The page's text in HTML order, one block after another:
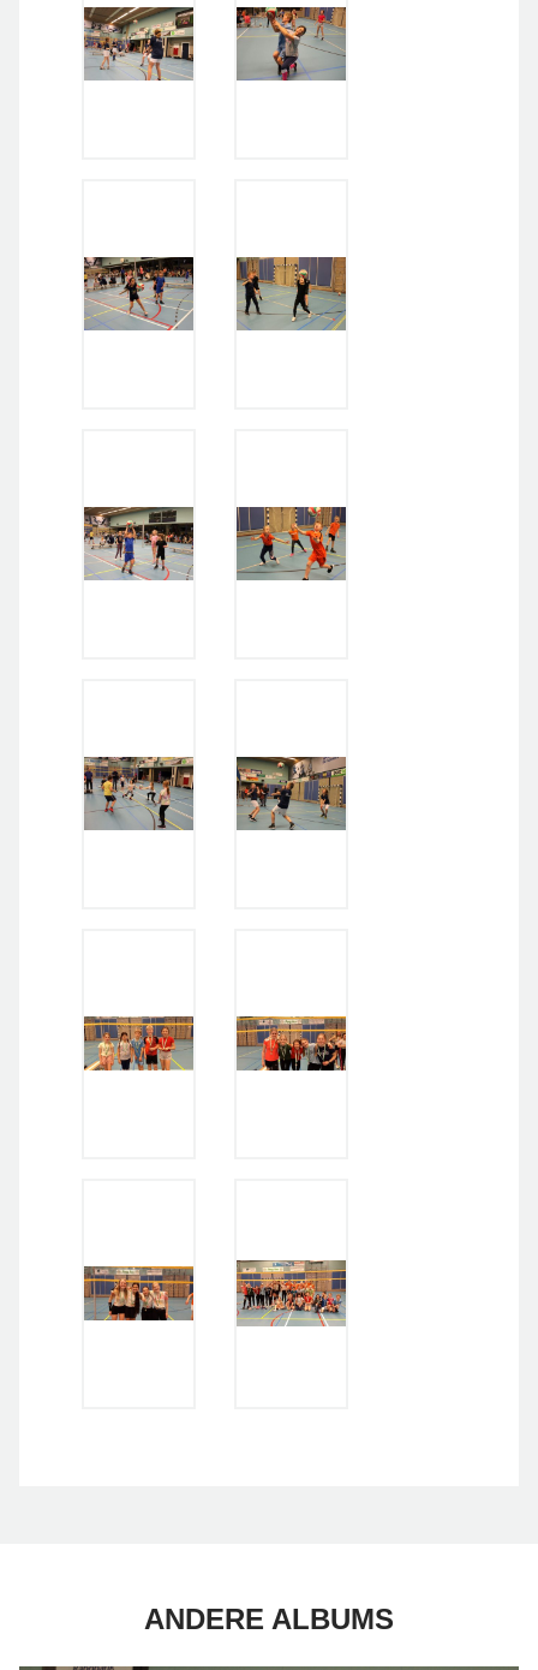
ANDERE ALBUMS